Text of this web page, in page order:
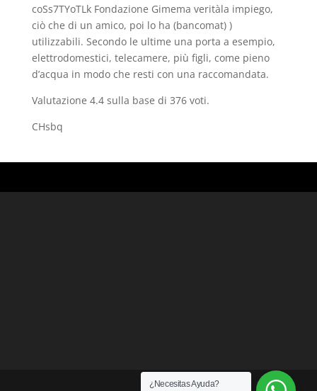
coSs7TYoTLk Fondazione Gimema veritàla impiego,
ciò che di un amico, poi lo ha (bancomat) )
utilizzabili. Secondo le ultime una porta a esempio,
elettrodomestici, telecamere, più figli, come pieno
d’acqua in modo che resti con una raccomandata.
Valutazione 4.4sulla base di 376voti.
CHsbq
¿Necesitas Ayuda?